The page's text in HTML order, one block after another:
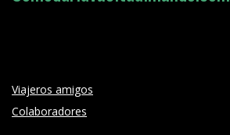
Viajeros amigos
Colaboradores